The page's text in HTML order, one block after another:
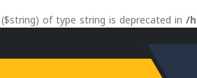
of type string is deprecated in /